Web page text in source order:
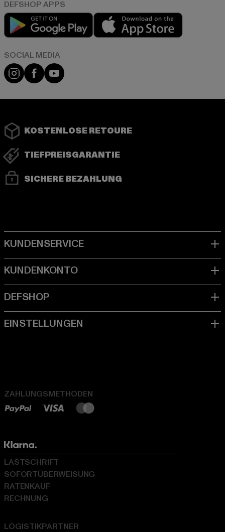
Play market
Instagram
FacebookYouTube
KOSTENLOSE RETOURE
TIEFPREISGARANTIE
SICHERE BEZAHLUNG
ZAHLUNGSMETHODEN
LOGISTIKPARTNER
LASTSCHRIFT
SOFORTÜBERWEISUNG
RATENKAUF
RECHNUNG